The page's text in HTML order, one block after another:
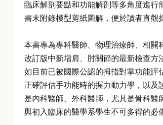
臨床解剖要點和功能解剖等多角度進行
書末附錄模型剪紙圖解，便於讀者直觀
本書專為專科醫師、物理治療師、相關
改訂版中新增肩、肘關節的最新檢查方
如目前已被國際公認的拇指對掌功能評
正確評估手功能時的握力動力學，以及
是內科醫師、外科醫師，尤其是骨科醫
與初入臨床的醫學系學生不可多得的必